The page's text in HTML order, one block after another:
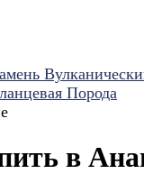
Порода
в